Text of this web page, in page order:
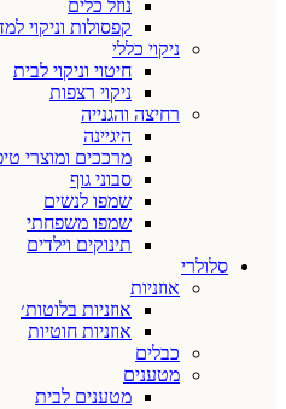
נוזל כלים
קפסולות וניקוי
ניקוי כללי
חיטוי וניקוי לבית
ניקוי רצפות
רחיצה והגנייה
היגיינה
מרככים ומוצרי
סבוני גוף
שמפו לנשים
שמפו משפחתי
תינוקים וילדים
סלולרי
אוזניות
אוזניות בלוטות׳
אוזניות חוטיות
כבלים
מטענים
מטענים לבית